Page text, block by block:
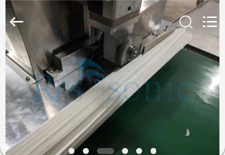
HAUS
PRODUKTE
ÜBER
UNS
Powersonic
Equipment
Ltd..
Rights
Reserved.